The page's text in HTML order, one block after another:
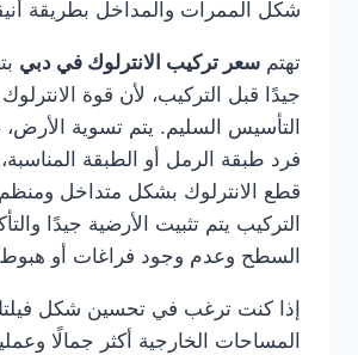
شكل الممرات والمداخل بطريقة
تهتم سعر تركيب الانترلوك في دبي
جيدًا قبل التركيب، لأن قوة
التأسيس السليم. يتم تسوية الأرض،
فرد طبقة الرمل أو الطبقة
قطع الانترلوك بشكل متداخل
التركيب يتم تثبيت الأرضية جيدًا
السطح وعدم وجود فراغات أو
إذا كنت ترغب في تحسين شكل
المساحات الخارجية أكثر جمالًا